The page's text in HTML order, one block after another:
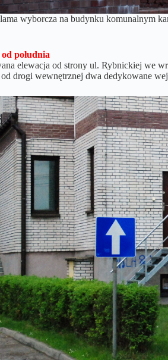
wyborcza na budynku komunalnym
południa
elewacja od strony ul. Rybnickiej we
drogi wewnętrznej dwa dedykowane